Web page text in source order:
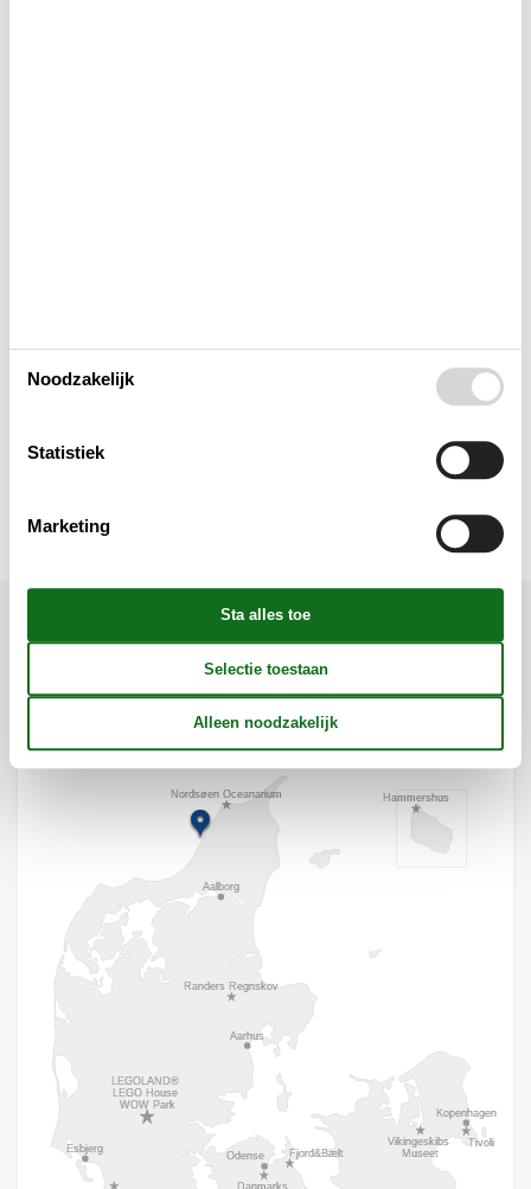
Keuken
Ligging & omgeving
Noodzakelijk
Statistiek
Marketing